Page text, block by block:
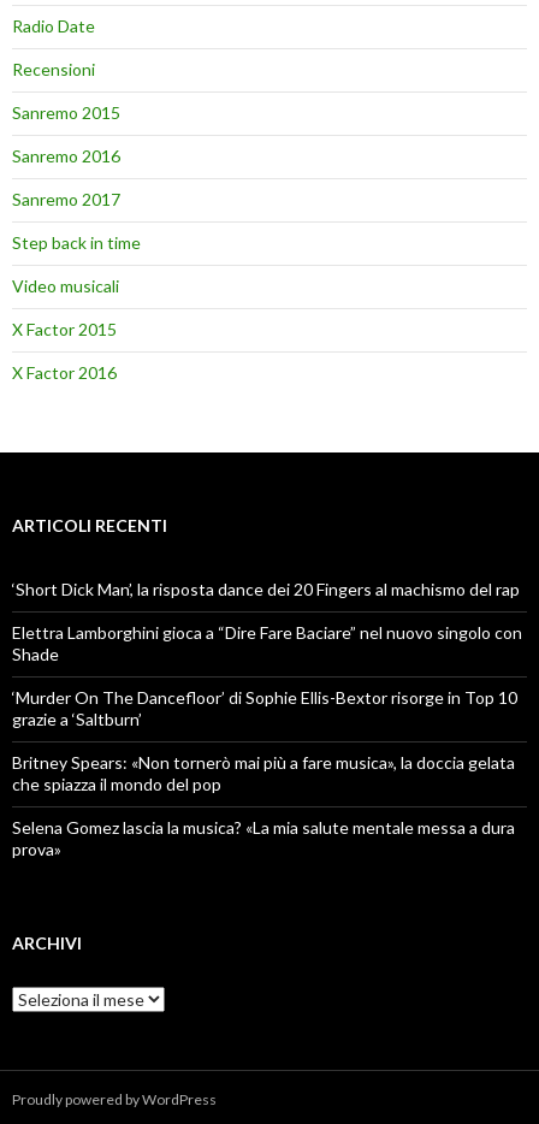
Radio Date
Recensioni
Sanremo 2015
Sanremo 2016
Sanremo 2017
Step back in time
Video musicali
X Factor 2015
X Factor 2016
ARTICOLI RECENTI
‘Short Dick Man’, la risposta dance dei 20 Fingers al machismo del rap
Elettra Lamborghini gioca a “Dire Fare Baciare” nel nuovo singolo con
Shade
‘Murder On The Dancefloor’ di Sophie Ellis-Bextor risorge in Top 10
grazie a ‘Saltburn’
Britney Spears: «Non tornerò mai più a fare musica», la doccia gelata
che spiazza il mondo del pop
Selena Gomez lascia la musica? «La mia salute mentale messa a dura
prova»
ARCHIVI
Archivi
Proudly powered by WordPress